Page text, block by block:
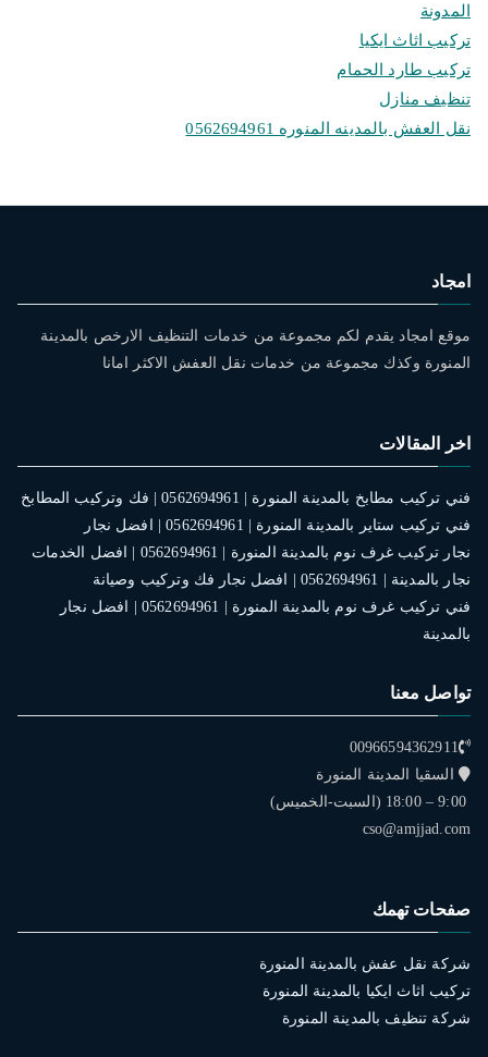
المدونة
تركيب اثاث ايكيا
تركيب طارد الحمام
تنظيف منازل
نقل العفش بالمدينه المنوره 0562694961
امجاد
موقع امجاد يقدم لكم مجموعة من خدمات التنظيف الارخص بالمدينة
المنورة وكذك مجموعة من خدمات نقل العفش الاكثر امانا
اخر المقالات
فني تركيب مطابخ بالمدينة المنورة | 0562694961 | فك وتركيب المطابخ
فني تركيب ستاير بالمدينة المنورة | 0562694961 | افضل نجار
نجار تركيب غرف نوم بالمدينة المنورة | 0562694961 | افضل الخدمات
نجار بالمدينة | 0562694961 | افضل نجار فك وتركيب وصيانة
فني تركيب غرف نوم بالمدينة المنورة | 0562694961 | افضل نجار
بالمدينة
تواصل معنا
00966594362911
السقيا المدينة المنورة
9:00 – 18:00 (السبت-الخميس)
cso@amjjad.com
صفحات تهمك
شركة نقل عفش بالمدينة المنورة
تركيب اثاث ايكيا بالمدينة المنورة
شركة تنظيف بالمدينة المنورة